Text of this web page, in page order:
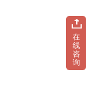
在
线
咨
询